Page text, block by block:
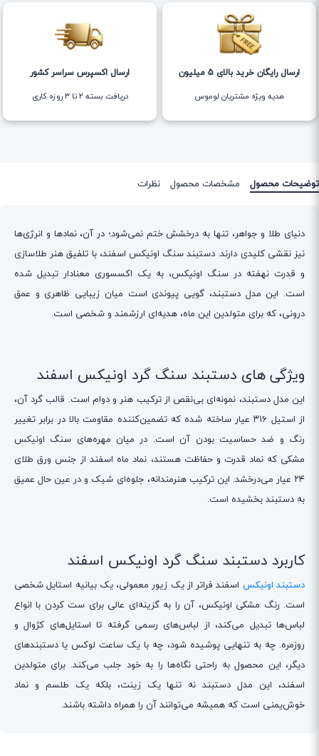
ارسال رایگان خرید بالای 5 میلیون
هدیه ویژه مشتریان لوموس
ارسال اکسپرس سراسر کشور
دریافت بسته ۲ تا ۳ روزه کاری
توضیحات محصول مشخصات محصول نظرات
دنیای طلا و جواهر، تنها به درخشش ختم نمی‌شود؛ در آن، نمادها و انرژی‌ها
نیز نقشی کلیدی دارند. دستبند سنگ اونیکس اسفند، با تلفیق هنر طلاسازی
و قدرت نهفته در سنگ اونیکس، به یک اکسسوری معنادار تبدیل شده
است. این مدل دستبند، گویی پیوندی است میان زیبایی ظاهری و عمق
درونی، که برای متولدین این ماه، هدیه‌ای ارزشمند و شخصی است.
ویژگی های دستبند سنگ گرد اونیکس اسفند
این مدل دستبند، نمونه‌ای بی‌نقص از ترکیب هنر و دوام است. قالب گرد آن،
از استیل ۳۱۶ عیار ساخته شده که تضمین‌کننده مقاومت بالا در برابر تغییر
رنگ و ضد حساسیت بودن آن است. در میان مهره‌های سنگ اونیکس
مشکی که نماد قدرت و حفاظت هستند، نماد ماه اسفند از جنس ورق طلای
۲۴ عیار می‌درخشد. این ترکیب هنرمندانه، جلوه‌ای شیک و در عین حال عمیق
به دستبند بخشیده است.
کاربرد دستبند سنگ گرد اونیکس اسفند
دستبند اونیکس اسفند فراتر از یک زیور معمولی، یک بیانیه استایل شخصی
است. رنگ مشکی اونیکس، آن را به گزینه‌ای عالی برای ست کردن با انواع
لباس‌ها تبدیل می‌کند، از لباس‌های رسمی گرفته تا استایل‌های کژوال و
روزمره. چه به تنهایی پوشیده شود، چه با یک ساعت لوکس یا دستبندهای
دیگر، این محصول به راحتی نگاه‌ها را به خود جلب می‌کند. برای متولدین
اسفند، این مدل دستبند نه تنها یک زینت، بلکه یک طلسم و نماد
خوش‌یمنی است که همیشه می‌توانند آن را همراه داشته باشند.